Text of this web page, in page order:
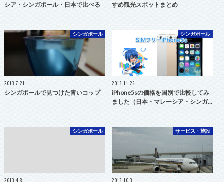
シア・シンガポール・日本で比べる
すめ観光スポットまとめ
シンガポール
2013.7.21
シンガポールで見つけた青いコップ
シンガポール
2013.11.25
iPhone5sの価格を国別で比較してみ
ました（日本・マレーシア・シンガ…
シンガポール
2013.4.8
サービス・施設
2013.10.3